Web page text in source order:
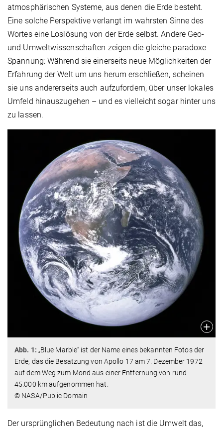
atmosphärischen Systeme, aus denen die Erde besteht.
Eine solche Perspektive verlangt im wahrsten Sinne des
Wortes eine Loslösung von der Erde selbst. Andere Geo-
und Umweltwissenschaften zeigen die gleiche paradoxe
Spannung: Während sie einerseits neue Möglichkeiten der
Erfahrung der Welt um uns herum erschließen, scheinen
sie uns andererseits auch aufzufordern, über unser lokales
Umfeld hinauszugehen – und es vielleicht sogar hinter uns
zu lassen.
Abb. 1: „Blue Marble“ ist der Name eines bekannten Fotos der
Erde, das die Besatzung von Apollo 17 am 7. Dezember 1972
auf dem Weg zum Mond aus einer Entfernung von rund
45.000 km aufgenommen hat.
© NASA/Public Domain
Der ursprünglichen Bedeutung nach ist die Umwelt das,